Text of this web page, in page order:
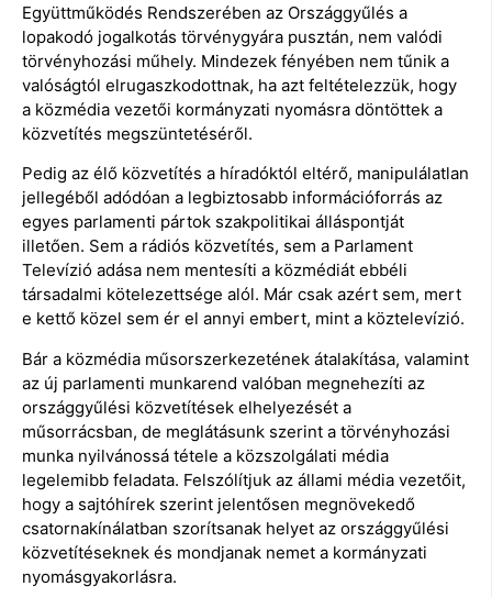
Együttműködés Rendszerében az Országgyűlés a
lopakodó jogalkotás törvénygyára pusztán, nem valódi
törvényhozási műhely. Mindezek fényében nem tűnik a
valóságtól elrugaszkodottnak, ha azt feltételezzük, hogy
a közmédia vezetői kormányzati nyomásra döntöttek a
közvetítés megszüntetéséről.
Pedig az élő közvetítés a híradóktól eltérő, manipulálatlan
jellegéből adódóan a legbiztosabb információforrás az
egyes parlamenti pártok szakpolitikai álláspontját
illetően. Sem a rádiós közvetítés, sem a Parlament
Televízió adása nem mentesíti a közmédiát ebbéli
társadalmi kötelezettsége alól. Már csak azért sem, mert
e kettő közel sem ér el annyi embert, mint a köztelevízió.
Bár a közmédia műsorszerkezetének átalakítása, valamint
az új parlamenti munkarend valóban megnehezíti az
országgyűlési közvetítések elhelyezését a
műsorrácsban, de meglátásunk szerint a törvényhozási
munka nyilvánossá tétele a közszolgálati média
legelemibb feladata. Felszólítjuk az állami média vezetőit,
hogy a sajtóhírek szerint jelentősen megnövekedő
csatornakínálatban szorítsanak helyet az országgyűlési
közvetítéseknek és mondjanak nemet a kormányzati
nyomásgyakorlásra.